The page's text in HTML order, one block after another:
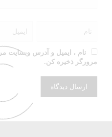
نام ، ایمیل و آدرس وبسایت
مرورگر ذخیره کن.